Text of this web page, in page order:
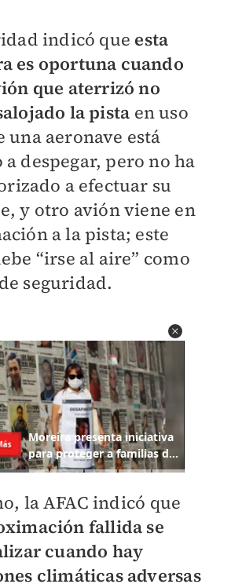
indicó que esta
es oportuna cuando
que aterrizó no
la pista en uso
una aeronave está
despegar, pero no ha
a efectuar su
y otro avión viene en
a la pista; este
“irse al aire” como
seguridad.
la AFAC indicó que
fallida se
cuando hay
climáticas adversas